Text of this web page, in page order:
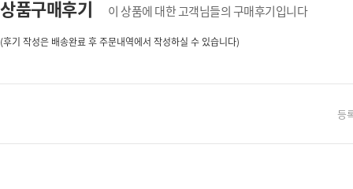
상품구매후기 이 상품에 대한 고객님들의 구매후기입니다
(후기 작성은 배송완료 후 주문내역에서 작성하실 수 있습니다)
등